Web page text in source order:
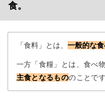
食。
「食料」とは、 一般的な
一方「食糧」とは、食べ
主食となるもののことです